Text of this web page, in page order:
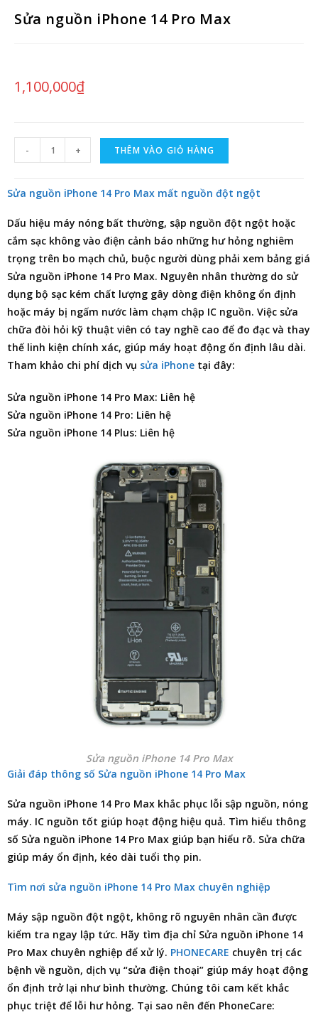
Sửa nguồn iPhone 14 Pro Max
1,100,000₫
- + THÊM VÀO GIỎ HÀNG
Sửa nguồn iPhone 14 Pro Max mất nguồn đột ngột
Dấu hiệu máy nóng bất thường, sập nguồn đột ngột hoặc
cắm sạc không vào điện cảnh báo những hư hỏng nghiêm
trọng trên bo mạch chủ, buộc người dùng phải xem bảng giá
Sửa nguồn iPhone 14 Pro Max. Nguyên nhân thường do sử
dụng bộ sạc kém chất lượng gây dòng điện không ổn định
hoặc máy bị ngấm nước làm chạm chập IC nguồn. Việc sửa
chữa đòi hỏi kỹ thuật viên có tay nghề cao để đo đạc và thay
thế linh kiện chính xác, giúp máy hoạt động ổn định lâu dài.
Tham khảo chi phí dịch vụ sửa iPhone tại đây:
Sửa nguồn iPhone 14 Pro Max: Liên hệ
Sửa nguồn iPhone 14 Pro: Liên hệ
Sửa nguồn iPhone 14 Plus: Liên hệ
Sửa nguồn iPhone 14 Pro Max
Giải đáp thông số Sửa nguồn iPhone 14 Pro Max
Sửa nguồn iPhone 14 Pro Max khắc phục lỗi sập nguồn, nóng
máy. IC nguồn tốt giúp hoạt động hiệu quả. Tìm hiểu thông
số Sửa nguồn iPhone 14 Pro Max giúp bạn hiểu rõ. Sửa chữa
giúp máy ổn định, kéo dài tuổi thọ pin.
Tìm nơi sửa nguồn iPhone 14 Pro Max chuyên nghiệp
Máy sập nguồn đột ngột, không rõ nguyên nhân cần được
kiểm tra ngay lập tức. Hãy tìm địa chỉ Sửa nguồn iPhone 14
Pro Max chuyên nghiệp để xử lý. PHONECARE chuyên trị các
bệnh về nguồn, dịch vụ “sửa điện thoại” giúp máy hoạt động
ổn định trở lại như bình thường. Chúng tôi cam kết khắc
phục triệt để lỗi hư hỏng. Tại sao nên đến PhoneCare: